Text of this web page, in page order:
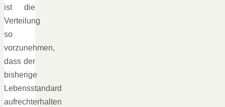
ist die
Verteilung
so
vorzunehmen,
dass der
bisherige
Lebensstandard
aufrechterhalten